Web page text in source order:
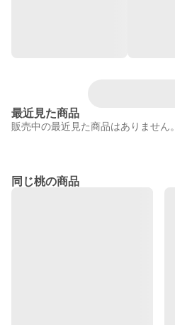
最近見た商品
販売中の最近見た商品はありません。
同じ桃の商品